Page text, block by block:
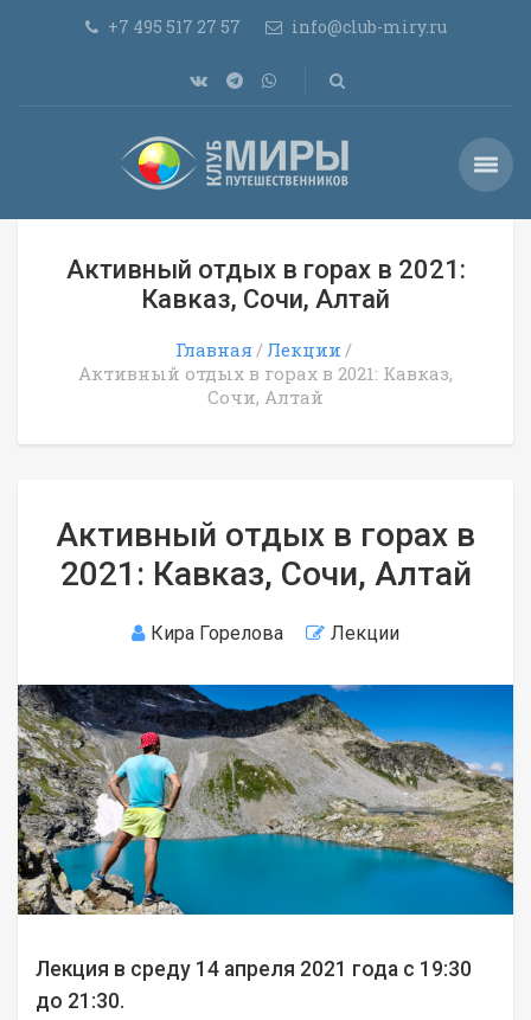
+7 495 517 27 57 info@club-miry.ru
Активный отдых в горах в 2021:
Кавказ, Сочи, Алтай
Главная
Лекции
Активный отдых в горах в 2021: Кавказ,
Сочи, Алтай
Активный отдых в горах в
2021: Кавказ, Сочи, Алтай
Кира Горелова Лекции
Лекция в среду 14 апреля 2021 года с 19:30
до 21:30.